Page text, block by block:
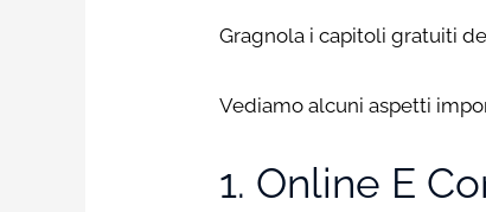
Gragnola i capitoli gratuiti
Vediamo alcuni aspetti
1. Online E